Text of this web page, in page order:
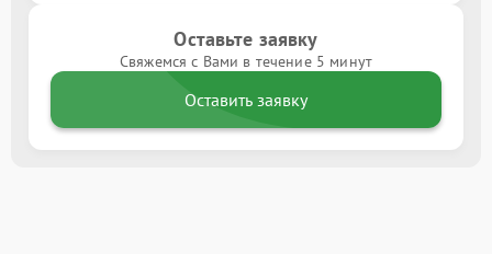
Оставьте заявку
Свяжемся с Вами в течение 5 минут
Оставить заявку